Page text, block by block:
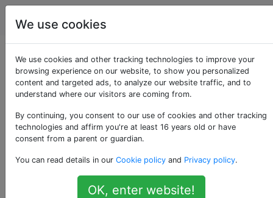
Fahrräder
Wie viel schneller
kann ich pendeln,
wenn ich einen
Leistungsmesser
verwende?
We use cookies
We use cookies and other tracking technologies to improve your
browsing experience on our website, to show you personalized
content and targeted ads, to analyze our website traffic, and to
understand where our visitors are coming from.
By continuing, you consent to our use of cookies and other tracking
technologies and affirm you're at least 16 years old or have
consent from a parent or guardian.
You can read details in our Cookie policy and Privacy policy.
OK, enter website!